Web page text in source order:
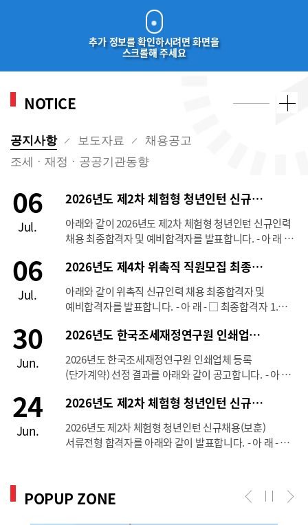
추가 정보를 확인하시려면 화면을
스크롤해 주세요
NOTICE
공지사항
2026년도 제2차 체험형 청년인턴 신규채용(보훈) 최종합격자 발표
아래와 같이 2026년도 제2차 체험형 청년인턴 신규인력
채용 최종합격자 및 예비합격자를 발표합니다. - 아 래 -
1명 □ 예비합격자 - 아태재정협력센터: 0018-000027
이상 1명 □ 비고: 입사예정일 등 자세한 내용은 유선 및
메일을 통해 안내 예정. 끝.
06
Jul.
2026년도 제4차 위촉직 직원모집 최종합격자 발표
아래와 같이 위촉직 신규인력 채용 최종합격자 및
예비합격자를 발표합니다. - 아 래 - □ 최종합격자 1.
000070, 0017-000080, 0017-000100 이상 5명 2.
인구정책평가센터 및 연구기획본부
미디어커뮤니케이션팀: 0017-000113 이상 1명 3.
재정연구본부 아태재정협력센터 펨나운영팀: 0017-
000065 이상 1명 4. 재정지출분석센터 재정제도분석팀:
0017-000031 이상 1명 5. 공공기관연구센터
평가운영팀: 0017-000110 이상 1명 □ 예비합격자 1.
인구정책평가센터: 0017-000029, 0017-000086 이상
재정연구본부 아태재정협력센터 펨나운영팀: 0017-
000078 이상 1명 4. 재정지출분석센터 재정제도분석팀:
06
Jul.
2026년도 한국조세재정연구원 인쇄업체 등록(단가계약) 선정 결과
2026년도 한국조세재정연구원 인쇄업체 등록
(단가계약) 선정 결과를 아래와 같이 공고합니다. - 아 래
경성문화사 2. 고려씨엔피 3. ㈜다원기획 4. ㈜삼일기획
중증장애인생산시설 7. ㈜에이치에이엔컴퍼니 8.
일지사 9. ㈜프리비 10. 한결엠사회적협동조합
사항은 선정업체에 별도 안내 예정
30
Jun.
2026년도 제2차 체험형 청년인턴 신규채용(보훈)서류전형 합격자 발표
2026년도 제2차 체험형 청년인턴 신규채용(보훈)
서류전형 합격자를 아래와 같이 발표합니다. - 아 래 - □
한국조세재정연구원 · 날짜: 추후 공지 및 개별안내 예정
24
Jun.
보도자료
채용공고
조세 · 재정 · 공공기관동향
POPUP ZONE